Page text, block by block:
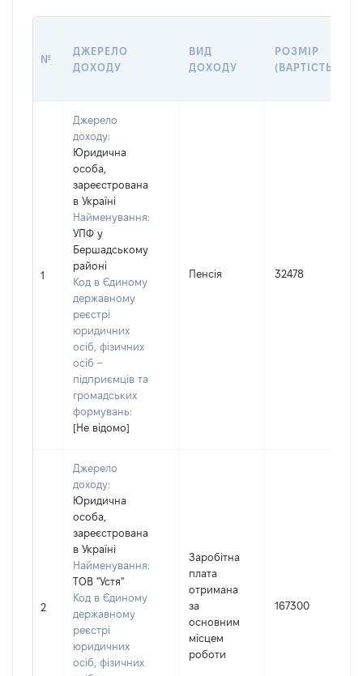
№
ДЖЕРЕЛО
ДОХОДУ
ВИД
ДОХОДУ
РОЗМІР
(ВАРТІСТЬ)
1
Джерело
доходу:
Юридична
особа,
зареєстрована
в Україні
Найменування:
УПФ у
Бершадському
районі
Код в Єдиному
державному
реєстрі
юридичних
осіб, фізичних
осіб –
підприємців та
громадських
формувань:
[Не відомо]
Пенсія 32478
2
Джерело
доходу:
Юридична
особа,
зареєстрована
в Україні
Найменування:
ТОВ "Устя"
Код в Єдиному
державному
реєстрі
юридичних
осіб, фізичних
Заробітна
плата
отримана
за
основним
місцем
роботи
167300